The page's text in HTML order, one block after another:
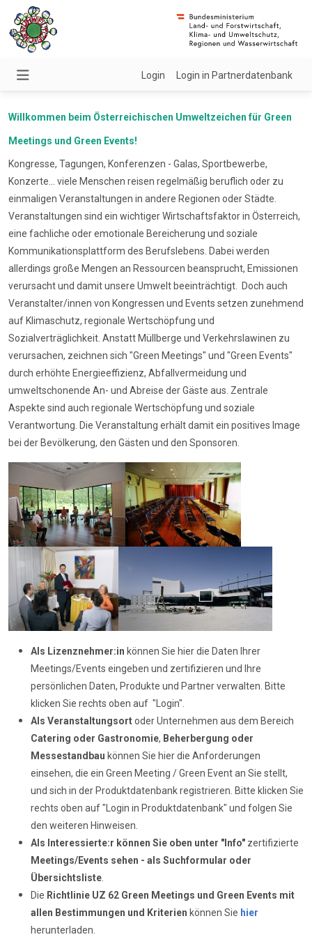
Login Login in Partnerdatenbank
Willkommen beim Österreichischen Umweltzeichen für Green
Meetings und Green Events!
Kongresse, Tagungen, Konferenzen - Galas, Sportbewerbe,
Konzerte... viele Menschen reisen regelmäßig beruflich oder zu
einmaligen Veranstaltungen in andere Regionen oder Städte.
Veranstaltungen sind ein wichtiger Wirtschaftsfaktor in Österreich,
eine fachliche oder emotionale Bereicherung und soziale
Kommunikationsplattform des Berufslebens. Dabei werden
allerdings große Mengen an Ressourcen beansprucht, Emissionen
verursacht und damit unsere Umwelt beeinträchtigt. Doch auch
Veranstalter/innen von Kongressen und Events setzen zunehmend
auf Klimaschutz, regionale Wertschöpfung und
Sozialverträglichkeit. Anstatt Müllberge und Verkehrslawinen zu
verursachen, zeichnen sich "Green Meetings" und "Green Events"
durch erhöhte Energieeffizienz, Abfallvermeidung und
umweltschonende An- und Abreise der Gäste aus. Zentrale
Aspekte sind auch regionale Wertschöpfung und soziale
Verantwortung. Die Veranstaltung erhält damit ein positives Image
bei der Bevölkerung, den Gästen und den Sponsoren.
Als Lizenznehmer:in können Sie hier die Daten Ihrer
Meetings/Events eingeben und zertifizieren und Ihre
persönlichen Daten, Produkte und Partner verwalten. Bitte
klicken Sie rechts oben auf "Login".
Als Veranstaltungsortoder Unternehmen aus dem Bereich
Catering oder Gastronomie, Beherbergung oder
Messestandbau können Sie hier die Anforderungen
einsehen, die ein Green Meeting / Green Event an Sie stellt,
und sich in der Produktdatenbank registrieren. Bitte klicken Sie
rechts oben auf "Login in Produktdatenbank" und folgen Sie
den weiteren Hinweisen.
Als Interessierte:r können Sie oben unter "Info" zertifizierte
Meetings/Events sehen - als Suchformular oder
Übersichtsliste
Die Richtlinie UZ 62 Green Meetings und Green Events mit
allen Bestimmungen und Kriterien können Sie hier
herunterladen.